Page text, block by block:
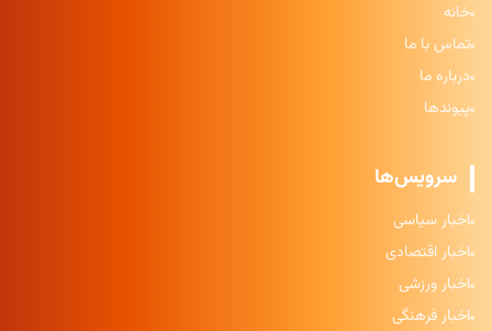
خانه
تماس با ما
درباره ما
پیوندها
سرویس‌ها
اخبار سیاسی
اخبار اقتصادی
اخبار ورزشی
اخبار فرهنگی